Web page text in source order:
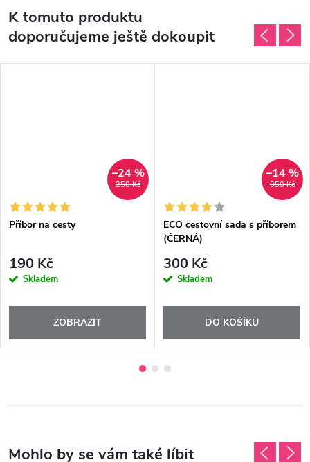
K tomuto produktu
doporučujeme ještě dokoupit
250 Kč
–24 %
Příbor na cesty
190 Kč
Skladem
ZOBRAZIT
350 Kč
–14 %
ECO cestovní sada s příborem
(ČERNÁ)
300 Kč
Skladem
DO KOŠÍKU